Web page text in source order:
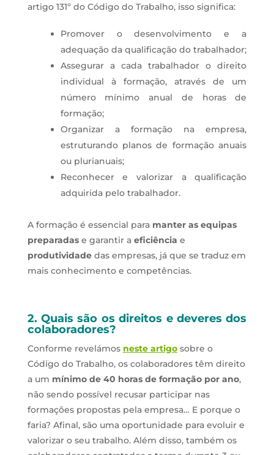
artigo 131º do Código do Trabalho, isso significa:
Promover o desenvolvimento e a
adequação da qualificação do trabalhador;
Assegurar a cada trabalhador o direito
individual à formação, através de um
número mínimo anual de horas de
formação;
Organizar a formação na empresa,
estruturando planos de formação anuais
ou plurianuais;
Reconhecer e valorizar a qualificação
adquirida pelo trabalhador.
A formação é essencial para manter as equipas
preparadase garantir a eficiência e
produtividadedas empresas, já que se traduz em
mais conhecimento e competências.
2. Quais são os direitos e deveres dos
colaboradores?
Conforme revelámos neste artigosobre o
Código do Trabalho, os colaboradores têm direito
a um mínimo de 40 horas de formação por ano,
não sendo possível recusar participar nas
formações propostas pela empresa… E porque o
faria? Afinal, são uma oportunidade para evoluir e
valorizar o seu trabalho. Além disso, também os